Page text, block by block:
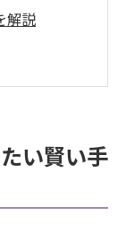
解説
項とは
ービスの選
い賢い手